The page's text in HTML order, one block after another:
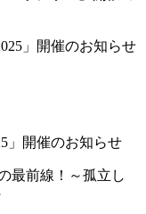
」開催のお知らせ